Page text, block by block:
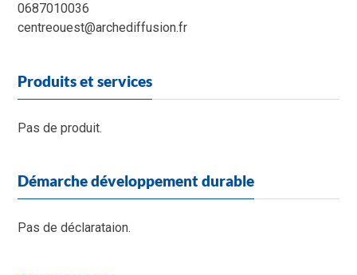
0687010036
centreouest@archediffusion.fr
Produits et services
Pas de produit.
Démarche développement durable
Pas de déclarataion.